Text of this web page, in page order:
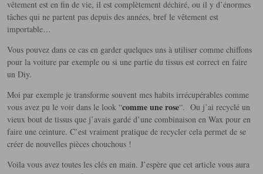
vêtement est en fin de vie, il est complètement déchiré, ou il y d’énormes
tâches qui ne partent pas depuis des années, bref le vêtement est
importable…
Vous pouvez dans ce cas en garder quelques uns à utiliser comme chiffons
pour la voiture par exemple ou si une partie du tissus est correct en faire
un Diy.
Moi par exemple je transforme souvent mes habits irrécupérables comme
vous avez pu le voir dans le look “comme une rose“. Ou j’ai recyclé un
vieux bout de tissus que j’avais gardé d’une combinaison en Wax pour en
faire une ceinture. C’est vraiment pratique de recycler cela permet de se
créer de nouvelles pièces chouchous !
Voila vous avez toutes les clés en main. J’espère que cet article vous aura